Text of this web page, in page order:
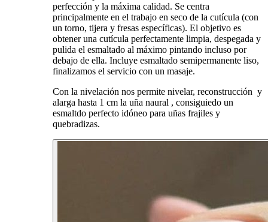
perfección y la máxima calidad. Se centra
principalmente en el trabajo en seco de la cutícula (con
un torno, tijera y fresas específicas). El objetivo es
obtener una cutícula perfectamente limpia, despegada y
pulida el esmaltado al máximo pintando incluso por
debajo de ella. Incluye esmaltado semipermanente liso,
finalizamos el servicio con un masaje.
Con la nivelación nos permite nivelar, reconstrucción y
alarga hasta 1 cm la uña naural , consiguiedo un
esmaltdo perfecto idóneo para uñas frajiles y
quebradizas.